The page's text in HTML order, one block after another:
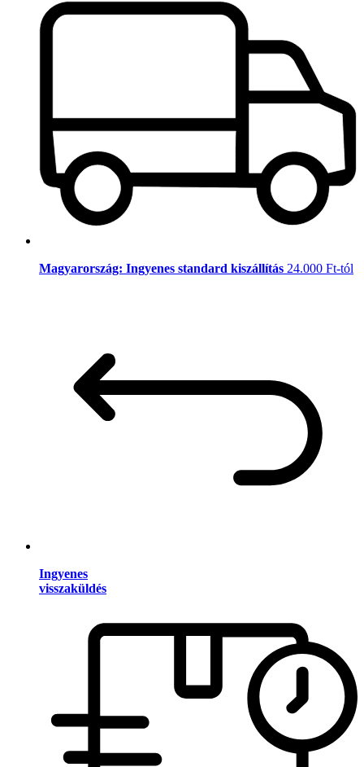
Magyarország: Ingyenes standard kiszállítás 24.000 Ft-tól
Ingyenes
visszaküldés